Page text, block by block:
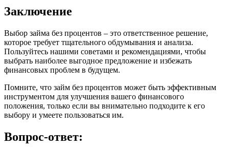
Заключение
Выбор займа без процентов – это ответственное решение,
которое требует тщательного обдумывания и анализа.
Пользуйтесь нашими советами и рекомендациями, чтобы
выбрать наиболее выгодное предложение и избежать
финансовых проблем в будущем.
Помните, что займ без процентов может быть эффективным
инструментом для улучшения вашего финансового
положения, только если вы внимательно подходите к его
выбору и умеете пользоваться им.
Вопрос-ответ: